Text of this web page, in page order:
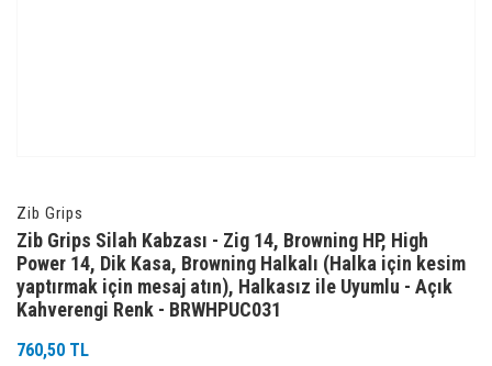
Zib Grips
Zib Grips Silah Kabzası - Zig 14, Browning HP, High
Power 14, Dik Kasa, Browning Halkalı (Halka için kesim
yaptırmak için mesaj atın), Halkasız ile Uyumlu - Açık
Kahverengi Renk - BRWHPUC031
760,50 TL